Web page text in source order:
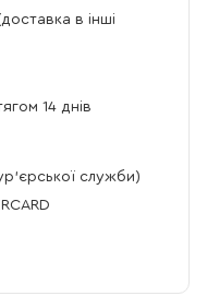
в інші
14 днів
служби)